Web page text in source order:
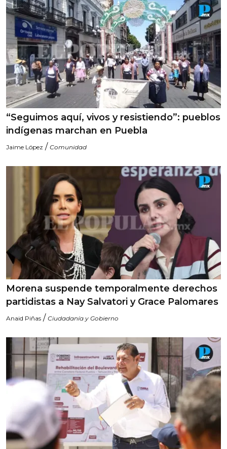
“Seguimos aquí, vivos y resistiendo”: pueblos
indígenas marchan en Puebla
Jaime López / Comunidad
Morena suspende temporalmente derechos
partidistas a Nay Salvatori y Grace Palomares
Anaid Piñas / Ciudadanía y Gobierno